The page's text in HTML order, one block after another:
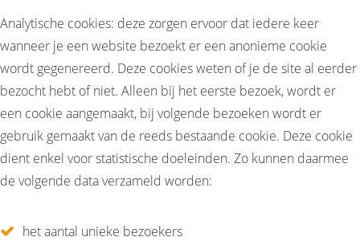
Analytische cookies: deze zorgen ervoor dat iedere keer
wanneer je een website bezoekt er een anonieme cookie
wordt gegenereerd. Deze cookies weten of je de site al eerder
bezocht hebt of niet. Alleen bij het eerste bezoek, wordt er
een cookie aangemaakt, bij volgende bezoeken wordt er
gebruik gemaakt van de reeds bestaande cookie. Deze cookie
dient enkel voor statistische doeleinden. Zo kunnen daarmee
de volgende data verzameld worden:
het aantal unieke bezoekers